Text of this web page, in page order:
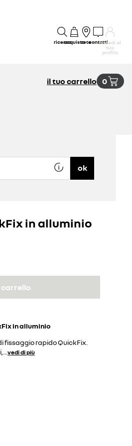
ricercaacquistoretecontattiaccedi al
tuo
profilo
il tuo carrello 0
ok
in alluminio
in alluminio
fissaggio rapido QuickFix.
vedi di più